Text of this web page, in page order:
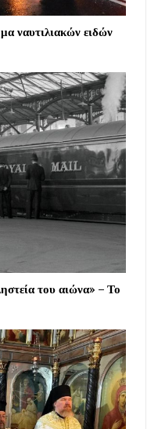
ναυτιλιακών ειδών
του αιώνα» – Το